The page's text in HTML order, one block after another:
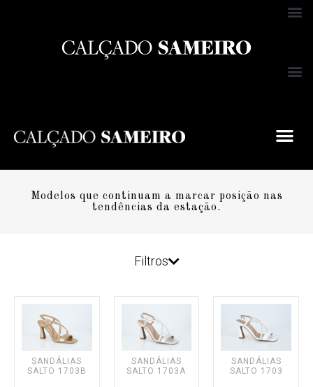
Modelos que continuam a marcar posição nas
tendências da estação.
Sacchi
Sameiro
Samelli
Filtros
SANDÁLIAS
SALTO 1703B
SANDÁLIAS
SALTO 1703A
SANDÁLIAS
SALTO 1703